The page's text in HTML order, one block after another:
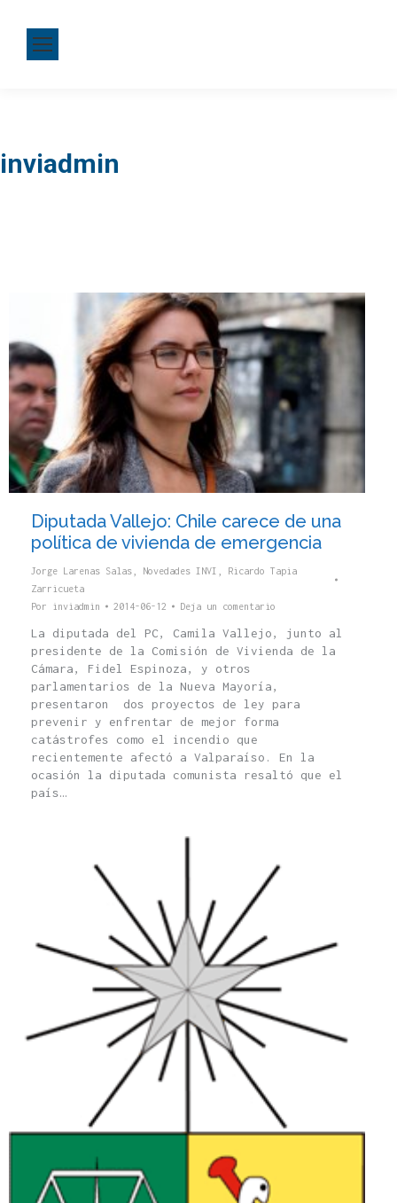
inviadmin
Diputada Vallejo: Chile carece de una
política de vivienda de emergencia
Jorge Larenas Salas Novedades INVI
Ricardo Tapia
Zarricueta
Por
inviadmin 2014-06-12 Deja un comentario
La diputada del PC, Camila Vallejo, junto al
presidente de la Comisión de Vivienda de la
Cámara, Fidel Espinoza, y otros
parlamentarios de la Nueva Mayoría,
presentaron dos proyectos de ley para
prevenir y enfrentar de mejor forma
catástrofes como el incendio que
recientemente afectó a Valparaíso. En la
ocasión la diputada comunista resaltó que el
país…